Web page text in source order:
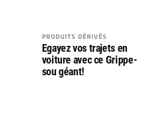
PRODUITS DÉRIVÉS
Egayez vos trajets en
voiture avec ce Grippe-
sou géant!